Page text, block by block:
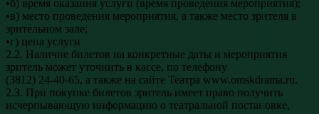
•б) время оказания услуги (время проведения мероприятия);
•в) место проведения мероприятия, а также место зрителя в
зрительном зале;
•г) цена услуги
2.2. Наличие билетов на конкретные даты и мероприятия
зритель может уточнить в кассе, по телефону
(3812) 24-40-65, а также на сайте Театра www.omskdrama.ru.
2.3. При покупке билетов зритель имеет право получить
исчерпывающую информацию о театральной постановке,